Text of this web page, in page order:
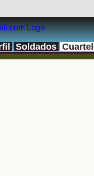
Soldados